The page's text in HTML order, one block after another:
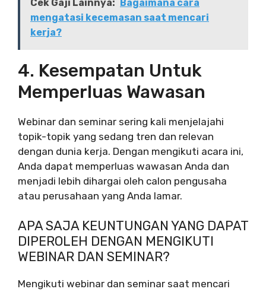
Cek Gaji Lainnya:
Bagaimana cara
mengatasi kecemasan saat mencari
kerja?
4. Kesempatan Untuk
Memperluas Wawasan
Webinar dan seminar sering kali menjelajahi
topik-topik yang sedang tren dan relevan
dengan dunia kerja. Dengan mengikuti acara ini,
Anda dapat memperluas wawasan Anda dan
menjadi lebih dihargai oleh calon pengusaha
atau perusahaan yang Anda lamar.
APA SAJA KEUNTUNGAN YANG DAPAT
DIPEROLEH DENGAN MENGIKUTI
WEBINAR DAN SEMINAR?
Mengikuti webinar dan seminar saat mencari